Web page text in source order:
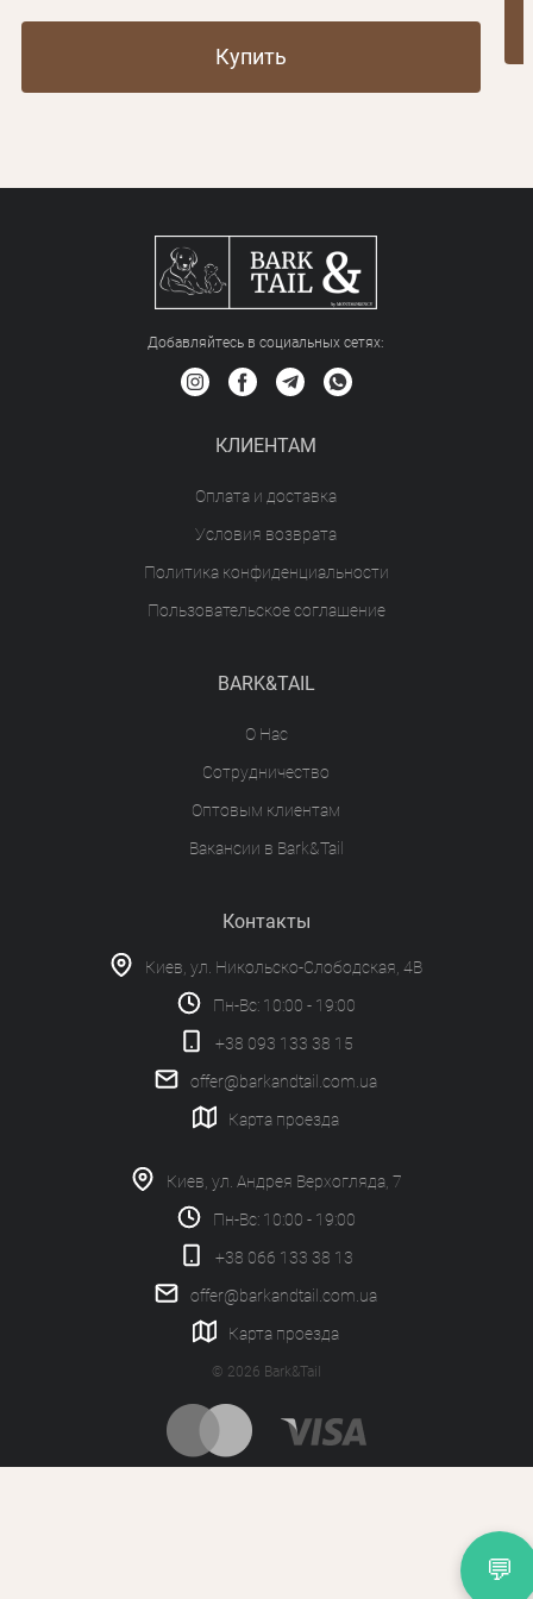
Купить
Добавляйтесь в социальных сетяx:
КЛИЕНТАМ
Оплата и доставка
Условия возврата
Политика конфиденциальности
Пользовательское соглашение
BARK&TAIL
О Нас
Сотрудничество
Оптовым клиентам
Вакансии в Bark&Tail
Контакты
Киев, ул. Никольско-Слободская, 4В
Пн-Вс: 10:00 - 19:00
+38 093 133 38 15
offer@barkandtail.com.ua
Карта проезда
Киев, ул. Андрея Верхогляда, 7
Пн-Вс: 10:00 - 19:00
+38 066 133 38 13
offer@barkandtail.com.ua
Карта проезда
© 2026 Bark&Tail
💬